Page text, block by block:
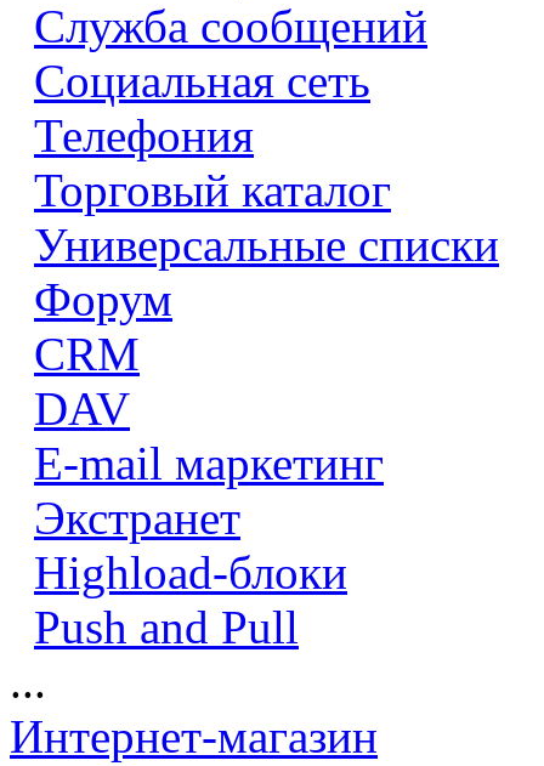
Служба сообщений
Социальная сеть
Телефония
Торговый каталог
Универсальные списки
Форум
CRM
DAV
E-mail маркетинг
Экстранет
Highload-блоки
Push and Pull
...
Интернет-магазин